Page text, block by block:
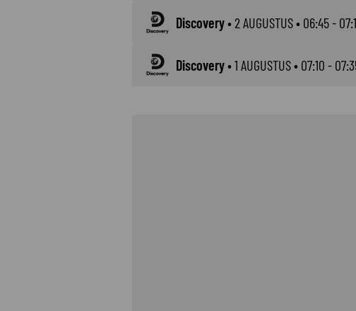
Discovery•2 AUGUSTUS• 06:45 -
Discovery•1 AUGUSTUS• 07:10 -